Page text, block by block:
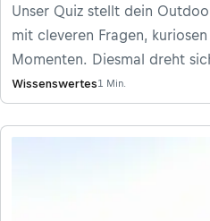
Unser Quiz stellt dein
mit cleveren Fragen,
Momenten. Diesmal dreht
technische Finesse, die in
stellen wir das neue
SWAROVSKI OPTIK vor –
Wissenswertes1 Min.